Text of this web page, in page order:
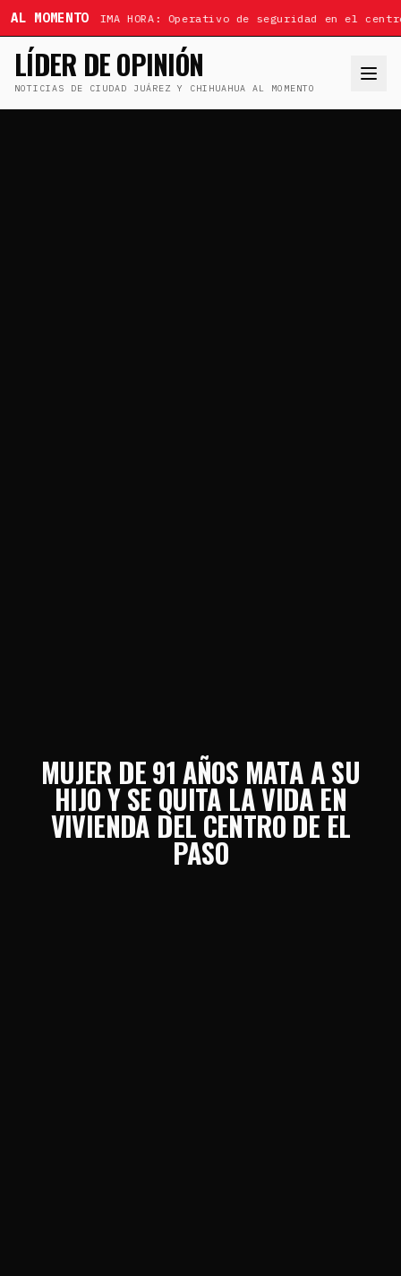
AL MOMENTOÚLTIMA HORA: Operativo de seguridad en el
LÍDER DE OPINIÓN
NOTICIAS DE CIUDAD JUÁREZ Y CHIHUAHUA AL MOMENTO
MUJER DE 91 AÑOS MATA A SU
HIJO Y SE QUITA LA VIDA EN
VIVIENDA DEL CENTRO DE EL
PASO